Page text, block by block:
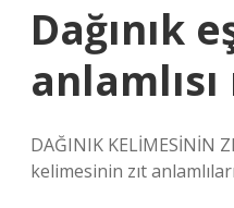
Dağınık
DAĞINIK KELİMESİNİN
kelimesinin zıt